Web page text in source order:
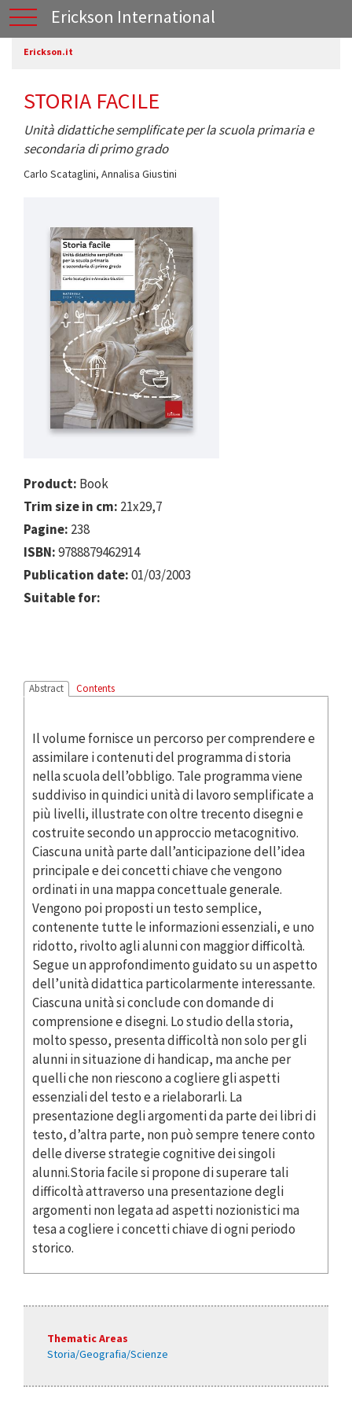
Erickson International
Erickson.it
STORIA FACILE
Unità didattiche semplificate per la scuola primaria e
secondaria di primo grado
Carlo Scataglini, Annalisa Giustini
Product: Book
Trim size in cm: 21x29,7
Pagine: 238
ISBN:9788879462914
Publication date:01/03/2003
Suitable for:
Abstract Contents
Il volume fornisce un percorso per comprendere e
assimilare i contenuti del programma di storia
nella scuola dell’obbligo. Tale programma viene
suddiviso in quindici unità di lavoro semplificate a
più livelli, illustrate con oltre trecento disegni e
costruite secondo un approccio metacognitivo.
Ciascuna unità parte dall’anticipazione dell’idea
principale e dei concetti chiave che vengono
ordinati in una mappa concettuale generale.
Vengono poi proposti un testo semplice,
contenente tutte le informazioni essenziali, e uno
ridotto, rivolto agli alunni con maggior difficoltà.
Segue un approfondimento guidato su un aspetto
dell’unità didattica particolarmente interessante.
Ciascuna unità si conclude con domande di
comprensione e disegni. Lo studio della storia,
molto spesso, presenta difficoltà non solo per gli
alunni in situazione di handicap, ma anche per
quelli che non riescono a cogliere gli aspetti
essenziali del testo e a rielaborarli. La
presentazione degli argomenti da parte dei libri di
testo, d’altra parte, non può sempre tenere conto
delle diverse strategie cognitive dei singoli
alunni.Storia facile si propone di superare tali
difficoltà attraverso una presentazione degli
argomenti non legata ad aspetti nozionistici ma
tesa a cogliere i concetti chiave di ogni periodo
storico.
Thematic Areas
Storia/Geografia/Scienze